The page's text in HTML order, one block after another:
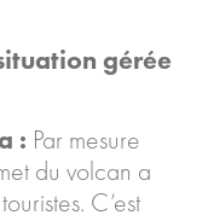
gérée
: Par mesure
du volcan a
C’est